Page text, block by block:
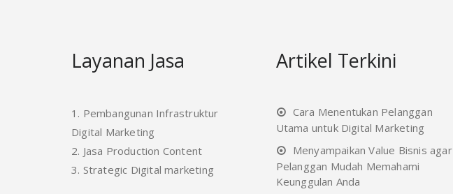
Layanan Jasa
1. Pembangunan Infrastruktur
Digital Marketing
2. Jasa Production Content
3. Strategic Digital marketing
Artikel Terkini
Cara Menentukan Pelanggan
Utama untuk Digital Marketing
Menyampaikan Value Bisnis agar
Pelanggan Mudah Memahami
Keunggulan Anda